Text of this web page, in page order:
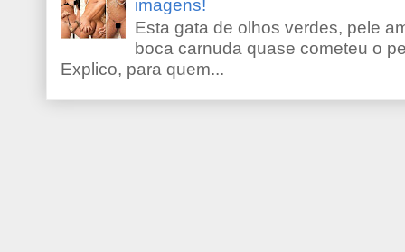
imagens!
Esta gata de olhos verdes, pele
boca carnuda quase cometeu o
Explico, para quem...